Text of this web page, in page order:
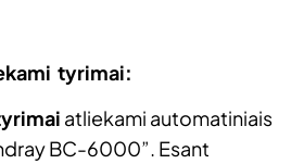
tyrimai:
atliekami automatiniais
BC-6000”. Esant